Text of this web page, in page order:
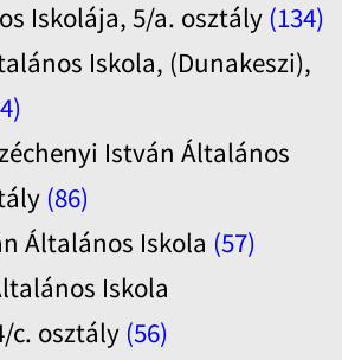
Iskolája, 5/a. osztály (134)
Iskola, (Dunakeszi),
István Általános
(86)
Általános Iskola (57)
Iskola
c. osztály (56)